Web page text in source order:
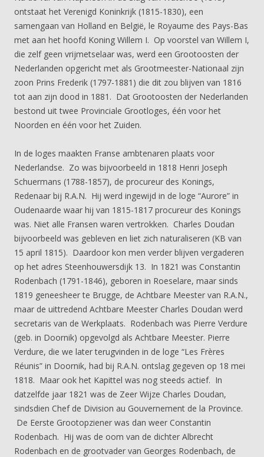
ontstaat het Verenigd Koninkrijk (1815-1830), een
samengaan van Holland en België, le Royaume des Pays-Bas
met aan het hoofd Koning Willem I. Op voorstel van Willem I,
die zelf geen vrijmetselaar was, werd een Grootoosten der
Nederlanden opgericht met als Grootmeester-Nationaal zijn
zoon Prins Frederik (1797-1881) die dit zou blijven van 1816
tot aan zijn dood in 1881. Dat Grootoosten der Nederlanden
bestond uit twee Provinciale Grootloges, één voor het
Noorden en één voor het Zuiden.
In de loges maakten Franse ambtenaren plaats voor
Nederlandse. Zo was bijvoorbeeld in 1818 Henri Joseph
Schuermans (1788-1857), de procureur des Konings,
Redenaar bij R.A.N. Hij werd ingewijd in de loge “Aurore” in
Oudenaarde waar hij van 1815-1817 procureur des Konings
was. Niet alle Fransen waren vertrokken. Charles Doudan
bijvoorbeeld was gebleven en liet zich naturaliseren (KB van
15 april 1815). Daardoor kon men verder blijven vergaderen
op het adres Steenhouwersdijk 13. In 1821 was Constantin
Rodenbach (1791-1846), geboren in Roeselare, maar sinds
1819 geneesheer te Brugge, de Achtbare Meester van R.A.N.,
maar de uittredend Achtbare Meester Charles Doudan werd
secretaris van de Werkplaats. Rodenbach was Pierre Verdure
(geb. in Doornik) opgevolgd als Achtbare Meester. Pierre
Verdure, die we later terugvinden in de loge “Les Frères
Réunis” in Doornik, had bij R.A.N. ontslag gegeven op 18 mei
1818. Maar ook het Kapittel was nog steeds actief. In
datzelfde jaar 1821 was de Zeer Wijze Charles Doudan,
sindsdien Chef de Division au Gouvernement de la Province.
De Eerste Grootopziener was dan weer Constantin
Rodenbach. Hij was de oom van de dichter Albrecht
Rodenbach en de grootvader van Georges Rodenbach, de